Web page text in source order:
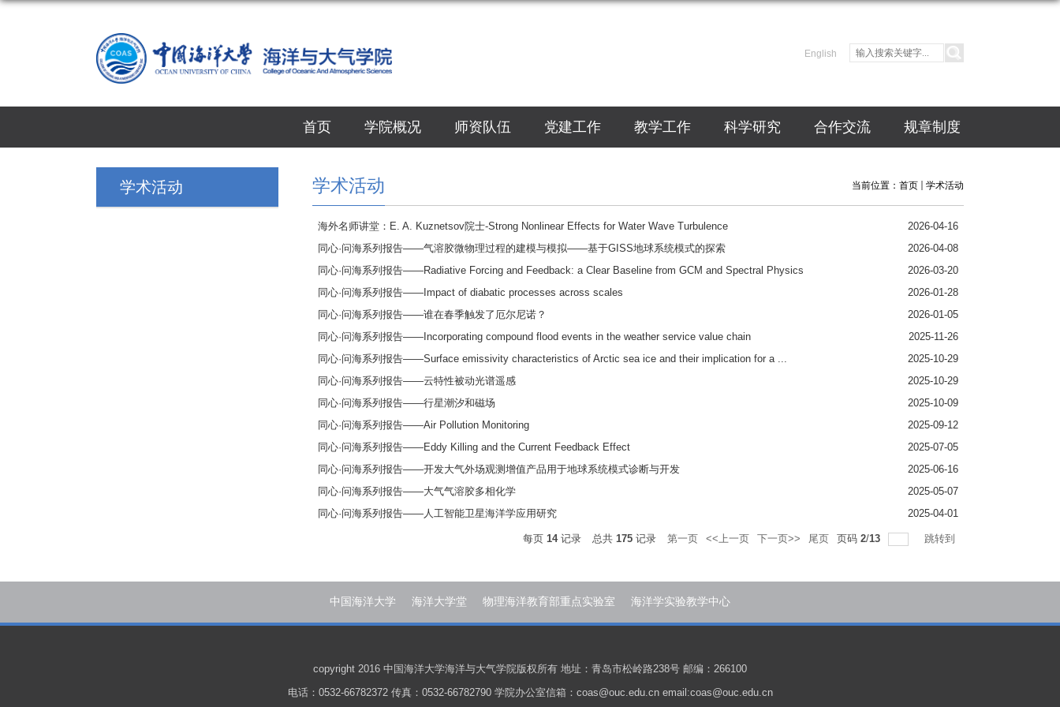
English
首页 学院概况 师资队伍 党建工作 教学工作 科学研究 合作交流 规章制度
学术活动 当前位置： 首页 学术活动
学术活动
海外名师讲堂：E. A. Kuznetsov院士-Strong Nonlinear Effects for Water Wave Turbulence
2026-04-16
同心·问海系列报告——气溶胶微物理过程的建模与模拟——基于GISS地球系统模式的探索
2026-04-08
同心·问海系列报告——Radiative Forcing and Feedback: a Clear Baseline from GCM and Spectral Physics
2026-03-20
同心·问海系列报告——Impact of diabatic processes across scales
2026-01-28
同心·问海系列报告——谁在春季触发了厄尔尼诺？
2026-01-05
同心·问海系列报告——Incorporating compound flood events in the weather service value chain
2025-11-26
同心·问海系列报告——Surface emissivity characteristics of Arctic sea ice and their implication for a ...
2025-10-29
同心·问海系列报告——云特性被动光谱遥感
2025-10-29
同心·问海系列报告——行星潮汐和磁场
2025-10-09
同心·问海系列报告——Air Pollution Monitoring
2025-09-12
同心·问海系列报告——Eddy Killing and the Current Feedback Effect
2025-07-05
同心·问海系列报告——开发大气外场观测增值产品用于地球系统模式诊断与开发
2025-06-16
同心·问海系列报告——大气气溶胶多相化学
2025-05-07
同心·问海系列报告——人工智能卫星海洋学应用研究
2025-04-01
每页 14记录 总共 175 记录 第一页 <<上一页 下一页>> 尾页 页码 2/13 跳转到
中国海洋大学 海洋大学堂 物理海洋教育部重点实验室 海洋学实验教学中心
copyright 2016 中国海洋大学海洋与大气学院版权所有 地址：青岛市松岭路238号 邮编：266100
电话：0532-66782372 传真：0532-66782790 学院办公室信箱：coas@ouc.edu.cn email:coas@ouc.edu.cn